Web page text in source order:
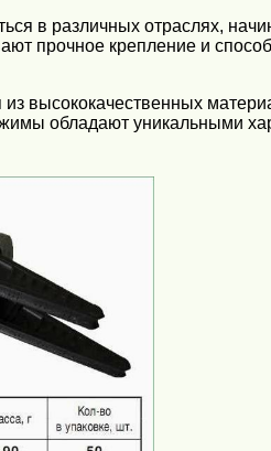
в различных отраслях,
прочное крепление и
высококачественных
обладают уникальными